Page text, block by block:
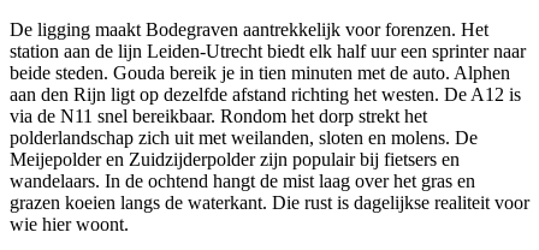
De ligging maakt Bodegraven aantrekkelijk voor forenzen. Het
station aan de lijn Leiden-Utrecht biedt elk half uur een sprinter naar
beide steden. Gouda bereik je in tien minuten met de auto. Alphen
aan den Rijn ligt op dezelfde afstand richting het westen. De A12 is
via de N11 snel bereikbaar. Rondom het dorp strekt het
polderlandschap zich uit met weilanden, sloten en molens. De
Meijepolder en Zuidzijderpolder zijn populair bij fietsers en
wandelaars. In de ochtend hangt de mist laag over het gras en
grazen koeien langs de waterkant. Die rust is dagelijkse realiteit voor
wie hier woont.